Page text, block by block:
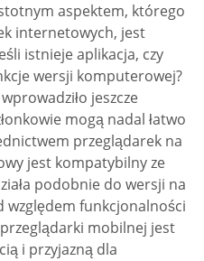
aspektem, którego
internetowych, jest
istnieje aplikacja, czy
wersji komputerowej?
jeszcze
mogą nadal łatwo
przeglądarek na
jest kompatybilny ze
podobnie do wersji na
funkcjonalności
mobilnej jest
i przyjazną dla